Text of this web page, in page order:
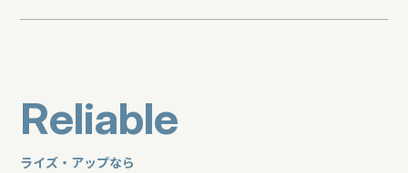
Reliable
ライズ・アップなら